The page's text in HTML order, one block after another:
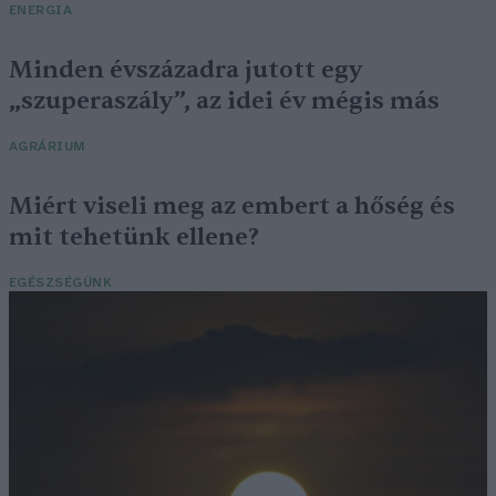
ENERGIA
Minden évszázadra jutott egy
„szuperaszály”, az idei év mégis más
AGRÁRIUM
Miért viseli meg az embert a hőség és
mit tehetünk ellene?
EGÉSZSÉGÜNK